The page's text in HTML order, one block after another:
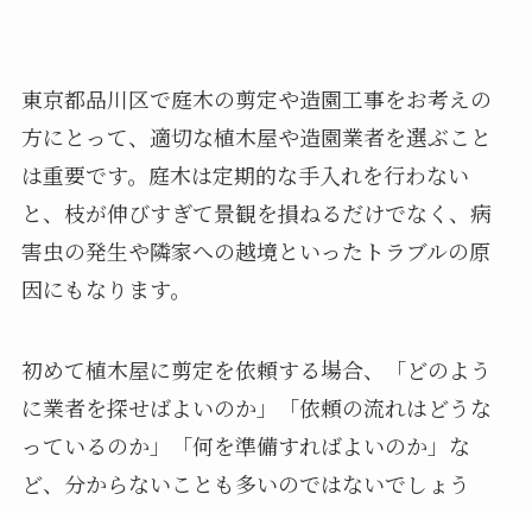
東京都品川区で庭木の剪定や造園工事をお考えの
方にとって、適切な植木屋や造園業者を選ぶこと
は重要です。庭木は定期的な手入れを行わない
と、枝が伸びすぎて景観を損ねるだけでなく、病
害虫の発生や隣家への越境といったトラブルの原
因にもなります。
初めて植木屋に剪定を依頼する場合、「どのよう
に業者を探せばよいのか」「依頼の流れはどうな
っているのか」「何を準備すればよいのか」な
ど、分からないことも多いのではないでしょう